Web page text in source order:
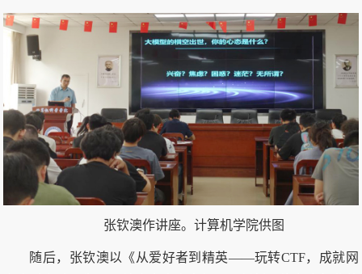
张钦澳作讲座。计算机学院供图
随后，张钦澳以《从爱好者到精英——玩转CTF，成就网